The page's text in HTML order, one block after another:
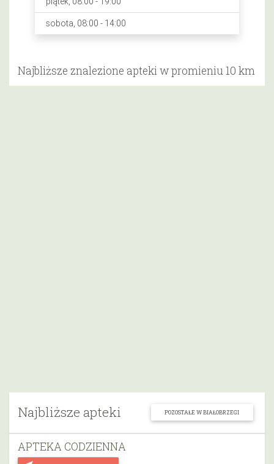
Najbliższe apteki POZOSTAŁE W BIAŁOBRZEGI
APTEKA CODZIENNA
sobota, 08:00 - 14:00
Najbliższe znalezione apteki w promieniu 10 km